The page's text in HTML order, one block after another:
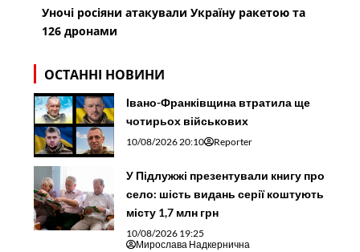
Уночі росіяни атакували Україну ракетою та
126 дронами
ОСТАННІ НОВИНИ
Івано-Франківщина втратила ще
чотирьох військових
10/08/2026 20:10 Reporter
У Підлужжі презентували книгу про
село: шість видань серії коштують
місту 1,7 млн грн
10/08/2026 19:25
Мирослава Надкернична